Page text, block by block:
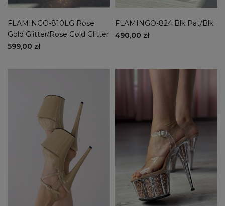
FLAMINGO-810LG Rose
Gold Glitter/Rose Gold Glitter
599,00 zł
FLAMINGO-824 Blk Pat/Blk
490,00 zł